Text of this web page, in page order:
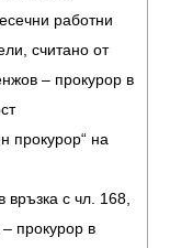
работни
считано от
– прокурор в
прокурор“ на
с чл. 168,
прокурор в